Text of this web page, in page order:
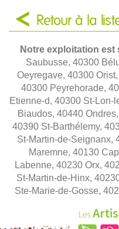
Retour à la
Notre exploitation est
Saubusse, 40300
Oeyregave, 40300
40300 Peyrehorade,
Etienne-d, 40300 St-Lon-
Biaudos, 40440
40390 St-Barthélemy,
St-Martin-de-Seignanx,
Maremne, 40130
Labenne, 40230 Orx,
St-Martin-de-Hinx,
Ste-Marie-de-Gosse,